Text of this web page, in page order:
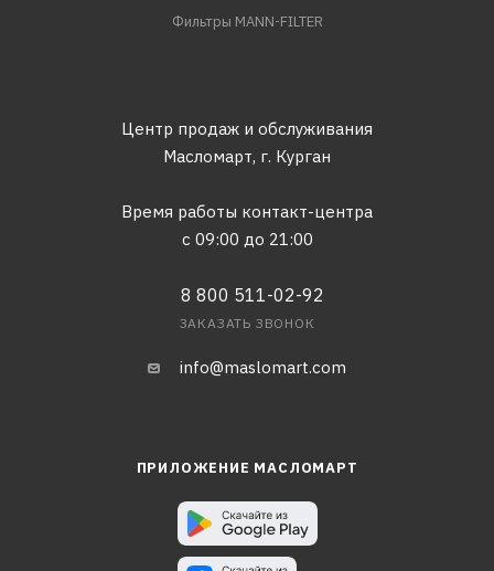
Фильтры MANN-FILTER
Центр продаж и обслуживания
Масломарт, г. Курган
Время работы контакт-центра
с 09:00 до 21:00
8 800 511-02-92
ЗАКАЗАТЬ ЗВОНОК
info@maslomart.com
ПРИЛОЖЕНИЕ МАСЛОМАРТ